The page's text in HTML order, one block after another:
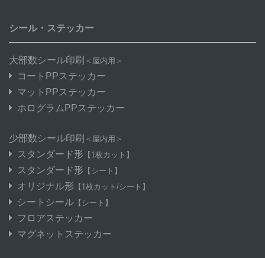
シール・ステッカー
大部数シール印刷 ＜屋内用＞
コートPPステッカー
マットPPステッカー
ホログラムPPステッカー
少部数シール印刷 ＜屋内用＞
スタンダード形 【1枚カット】
スタンダード形 【シート】
オリジナル形 【1枚カット/シート】
シートシール 【シート】
フロアステッカー
マグネットステッカー